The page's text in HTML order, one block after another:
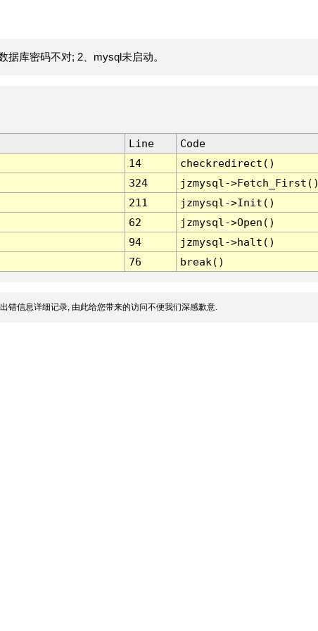
据库密码不对; 2、mysql未启动。
Line
Code
14
checkredirect()
324
jzmysql-
211
jzmysql->Init()
62
jzmysql->Open()
94
jzmysql->halt()
76 break()
错信息详细记录, 由此给您带来的访问不便我们深感歉意.